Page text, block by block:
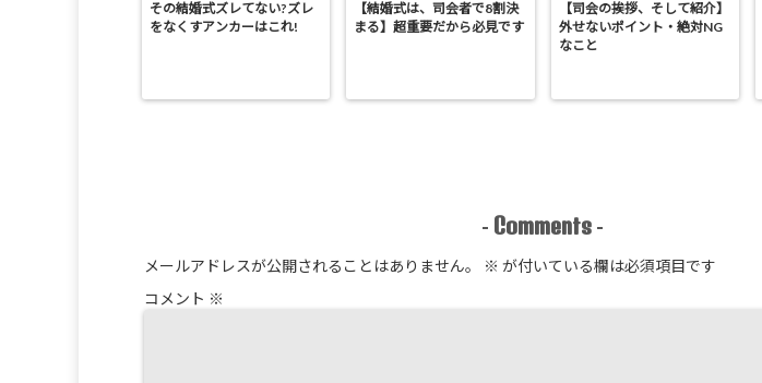
その結婚式ズレてない?ズレ
をなくすアンカーはこれ!
【結婚式は、司会者で8割決
まる】超重要だから必見です
【司会の挨拶、そして紹介】
外せないポイント・絶対NG
なこと
- Comments -
メールアドレスが公開されることはありません。 ※ が付いている欄は必須項目です
コメント ※